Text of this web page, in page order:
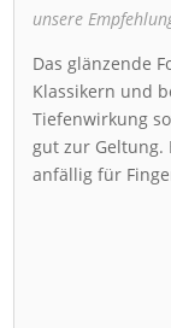
unsere
Das glänzende
Klassikern und
Tiefenwirkung
gut zur Geltung.
anfällig für